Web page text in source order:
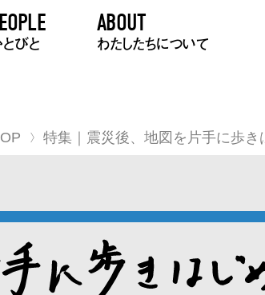
びと
ABOUT
わたしたちについて
特集｜震災後、地図を片手に歩き